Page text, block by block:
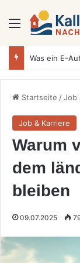
Menü
Startseite /Job
Job & Karriere
Warum
dem
bleiben
09.07.2025